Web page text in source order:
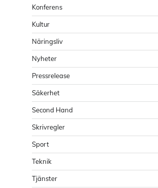
Konferens
Kultur
Näringsliv
Nyheter
Pressrelease
Säkerhet
Second Hand
Skrivregler
Sport
Teknik
Tjänster